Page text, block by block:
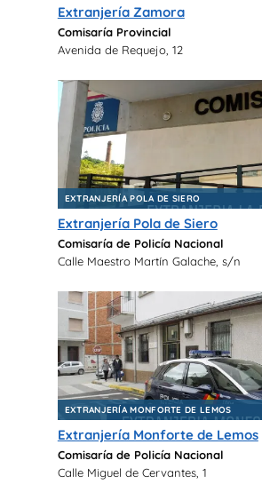
Extranjería Zamora
Comisaría Provincial
Avenida de Requejo, 12
EXTRANJERÍA POLA DE SIERO
Extranjería Pola de Siero
Comisaría de Policía Nacional
Calle Maestro Martín Galache, s/n
EXTRANJERÍA MONFORTE DE LEMOS
Extranjería Monforte de Lemos
Comisaría de Policía Nacional
Calle Miguel de Cervantes, 1